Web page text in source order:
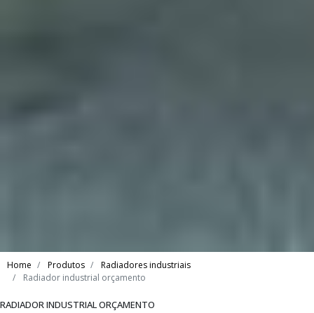
Home Produtos
Radiadores industriais
Radiador industrial orçamento
RADIADOR INDUSTRIAL ORÇAMENTO